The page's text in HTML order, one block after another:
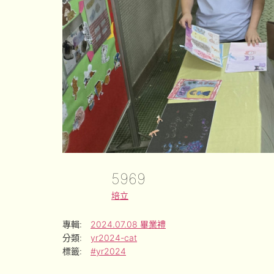
5969
培立
專輯:
2024.07.08 畢業禮
分類:
yr2024-cat
標籤:
#yr2024